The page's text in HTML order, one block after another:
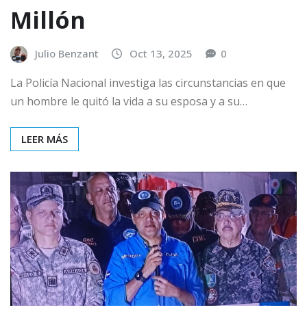
Millón
Julio Benzant Oct 13, 2025 0
La Policía Nacional investiga las circunstancias en que
un hombre le quitó la vida a su esposa y a su…
LEER MÁS